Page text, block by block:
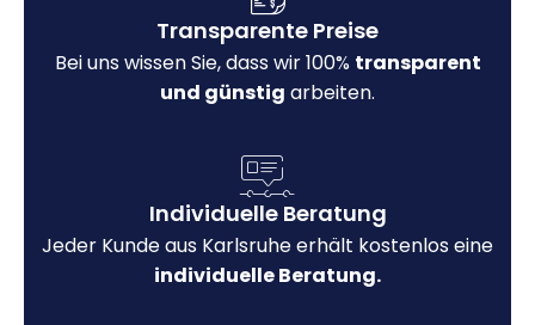
Transparente Preise
Bei uns wissen Sie, dass wir 100% transparent
und günstig arbeiten.
Individuelle Beratung
Jeder Kunde aus Karlsruhe erhält kostenlos eine
individuelle Beratung.